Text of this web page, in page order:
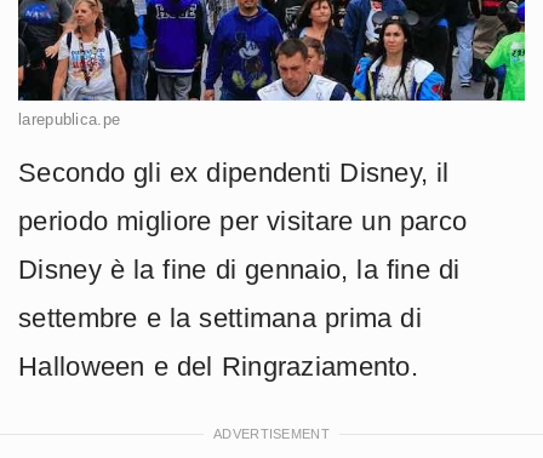
larepublica.pe
Secondo gli ex dipendenti Disney, il
periodo migliore per visitare un parco
Disney è la fine di gennaio, la fine di
settembre e la settimana prima di
Halloween e del Ringraziamento.